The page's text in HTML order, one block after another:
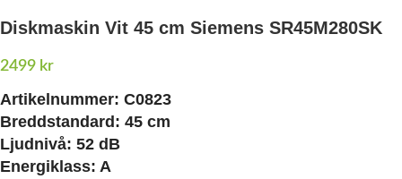
Diskmaskin Vit 45 cm Siemens SR45M280SK
2499 kr
Artikelnummer: C0823
Breddstandard: 45 cm
Ljudnivå: 52 dB
Energiklass: A